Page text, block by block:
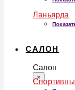
Ланьярда
САЛОН
Салон
×